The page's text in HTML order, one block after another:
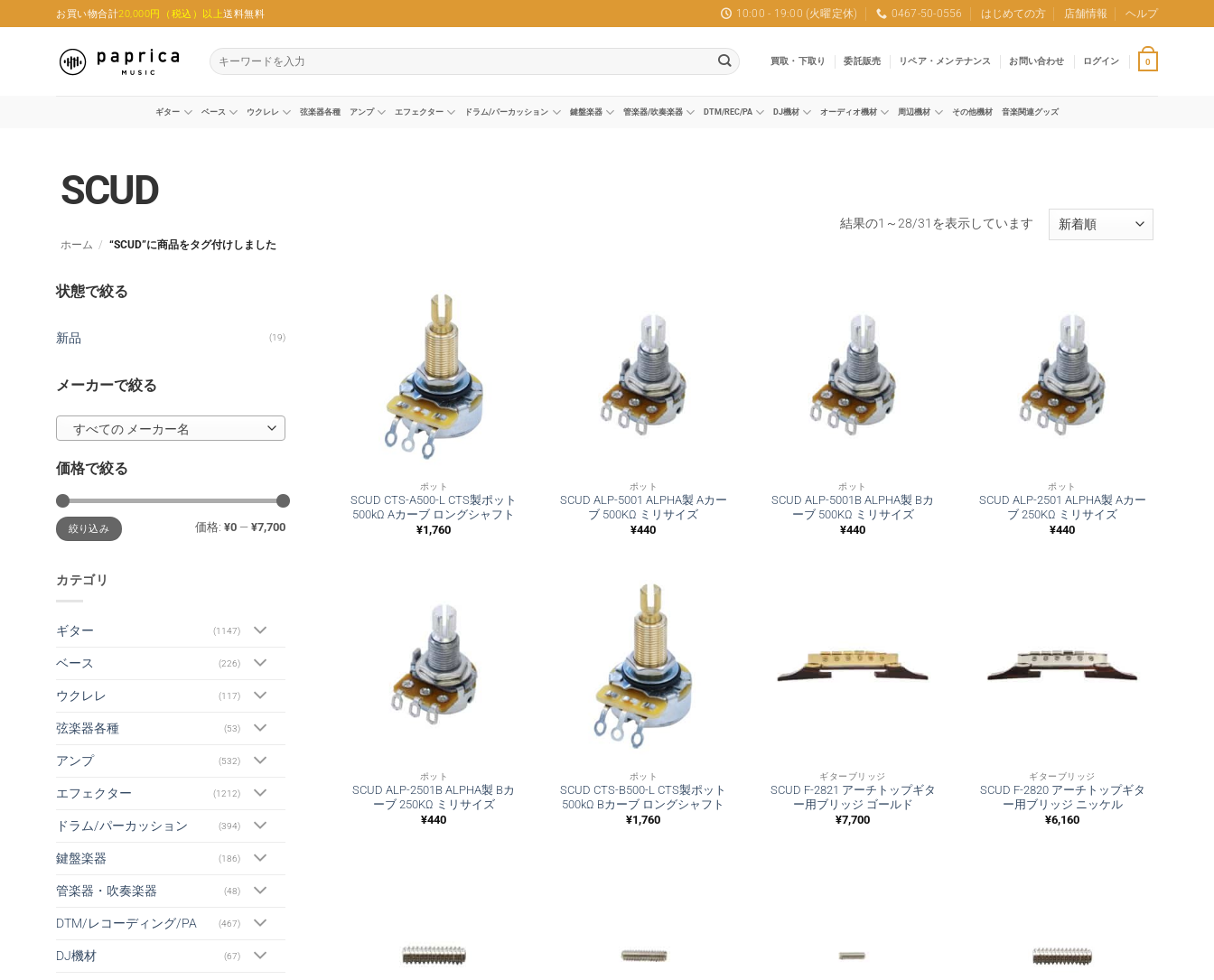
to
お買い物合計20,000円（税込）以上送料無料 10:00 - 19:00 (火曜定休) 0467-50-0556 はじめての方 店舗情報 ヘルプ
検
索
買取・下取り 委託販売 リペア・メンテナンス お問い合わせ ログイン 0
ギター ベース ウクレレ 弦楽器各種 アンプ エフェクター ドラム/パーカッション 鍵盤楽器 管楽器/吹奏楽器 DTM/REC/PA DJ機材 オーディオ機材 周辺機材 その他機材 音楽関連グッズ
SCUD
ホーム / “SCUD”に商品をタグ付けしました
結果の1～28/31を表示しています新
状態で絞る
新品 (19)
メーカーで絞る
すべての メーカー名
価格で絞る
最
低
価
最
高
価
絞り込み 価格: ¥0— ¥7,700
カテゴリ
ギター (1147)
ベース (226)
ウクレレ (117)
弦楽器各種 (53)
アンプ (532)
エフェクター (1212)
ドラム/パーカッション (394)
鍵盤楽器 (186)
管楽器・吹奏楽器 (48)
DTM/レコーディング/PA (467)
DJ機材 (67)
ポット
SCUD CTS-A500-L CTS製ポット
500kΩ Aカーブ ロングシャフト
¥1,760
ポット
SCUD ALP-5001 ALPHA製 Aカー
ブ 500KΩ ミリサイズ
¥440
ポット
SCUD ALP-5001B ALPHA製 Bカ
ーブ 500KΩ ミリサイズ
¥440
ポット
SCUD ALP-2501 ALPHA製 Aカー
ブ 250KΩ ミリサイズ
¥440
ポット
SCUD ALP-2501B ALPHA製 Bカ
ーブ 250KΩ ミリサイズ
¥440
ポット
SCUD CTS-B500-L CTS製ポット
500kΩ Bカーブ ロングシャフト
¥1,760
ギターブリッジ
SCUD F-2821 アーチトップギタ
ー用ブリッジ ゴールド
¥7,700
ギターブリッジ
SCUD F-2820 アーチトップギタ
ー用ブリッジ ニッケル
¥6,160